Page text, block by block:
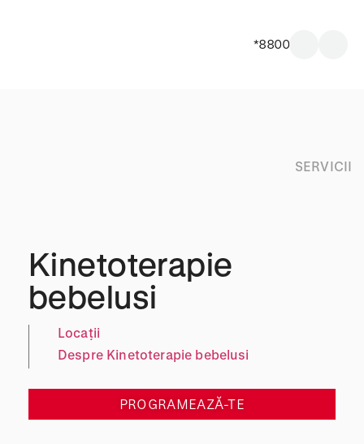
*8800
SERVICII
Kinetoterapie
bebelusi
Locații
Despre Kinetoterapie bebelusi
PROGRAMEAZĂ-TE